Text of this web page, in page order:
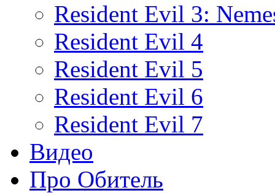
Resident Evil 3:
Resident Evil 4
Resident Evil 5
Resident Evil 6
Resident Evil 7
Видео
Про Обитель